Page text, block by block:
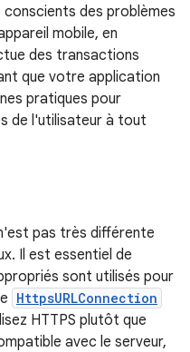
des problèmes
mobile, en
des transactions
que votre application
pratiques pour
de l'utilisateur à tout
pas très différente
Il est essentiel de
sont utilisés pour
HttpsURLConnection
HTTPS plutôt que
avec le serveur,